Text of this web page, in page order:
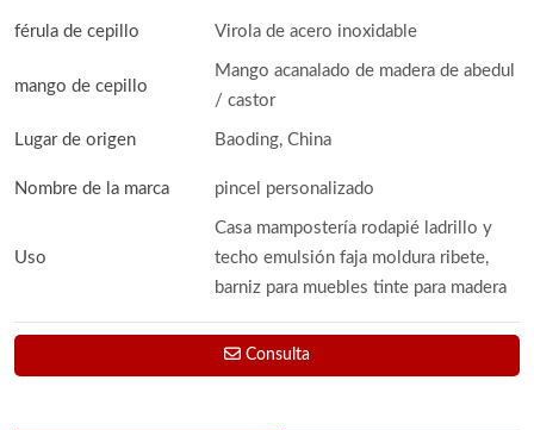
férula de cepillo Virola de acero inoxidable
mango de cepillo
Mango acanalado de madera de abedul
/ castor
Lugar de origen Baoding, China
Nombre de la marca pincel personalizado
Uso
Casa mampostería rodapié ladrillo y
techo emulsión faja moldura ribete,
barniz para muebles tinte para madera
Consulta